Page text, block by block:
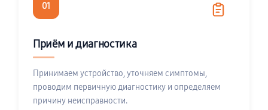
01
Приём и диагностика
Принимаем устройство, уточняем симптомы,
проводим первичную диагностику и определяем
причину неисправности.